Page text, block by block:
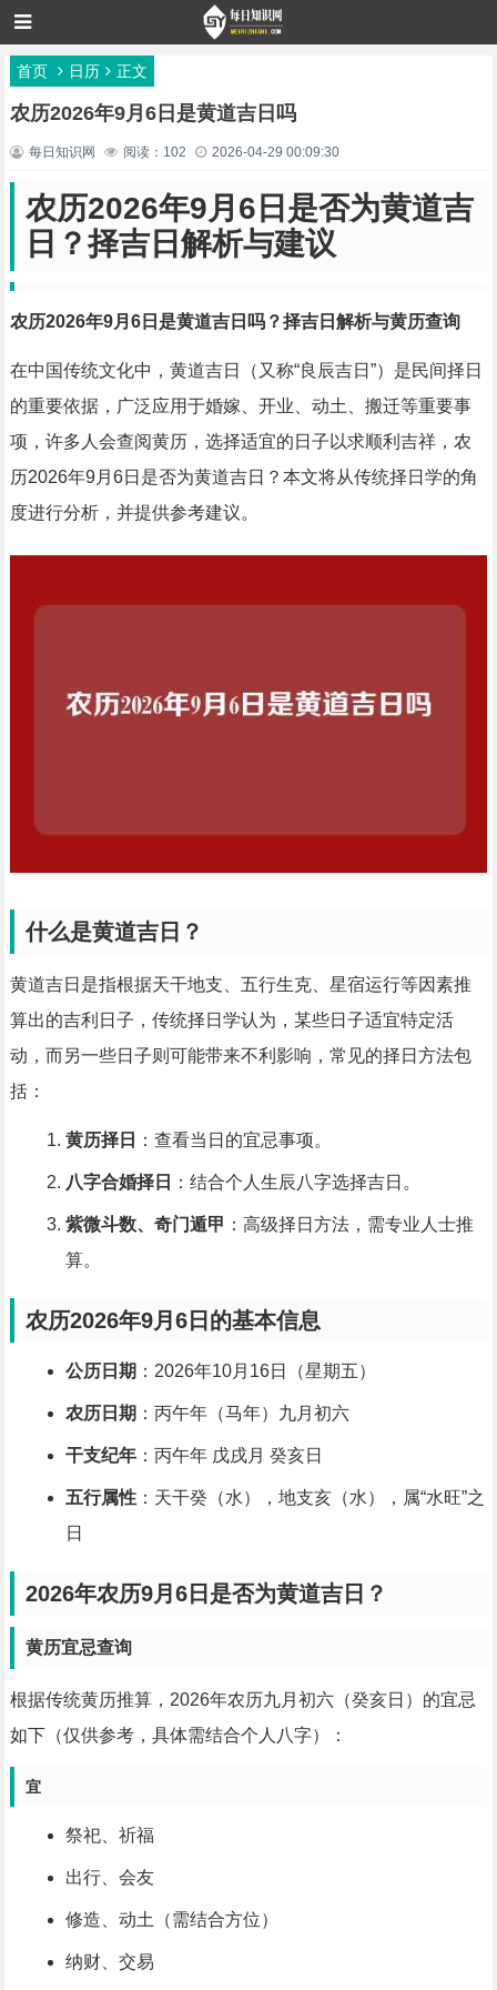
首页 日历 正文
农历2026年9月6日是黄道吉日吗
每日知识网 阅读：102 2026-04-29 00:09:30
农历2026年9月6日是否为黄道吉
日？择吉日解析与建议
农历2026年9月6日是黄道吉日吗？择吉日解析与黄历查询
在中国传统文化中，黄道吉日（又称“良辰吉日”）是民间择日
的重要依据，广泛应用于婚嫁、开业、动土、搬迁等重要事
项，许多人会查阅黄历，选择适宜的日子以求顺利吉祥，农
历2026年9月6日是否为黄道吉日？本文将从传统择日学的角
度进行分析，并提供参考建议。
什么是黄道吉日？
黄道吉日是指根据天干地支、五行生克、星宿运行等因素推
算出的吉利日子，传统择日学认为，某些日子适宜特定活
动，而另一些日子则可能带来不利影响，常见的择日方法包
括：
黄历择日 ：查看当日的宜忌事项。
八字合婚择日 ：结合个人生辰八字选择吉日。
紫微斗数、奇门遁甲 ：高级择日方法，需专业人士推
算。
农历2026年9月6日的基本信息
公历日期 ：2026年10月16日（星期五）
农历日期 ：丙午年（马年）九月初六
干支纪年：丙午年 戊戌月 癸亥日
五行属性：天干癸（水），地支亥（水），属“水旺”之
日
2026年农历9月6日是否为黄道吉日？
黄历宜忌查询
根据传统黄历推算，2026年农历九月初六（癸亥日）的宜忌
如下（仅供参考，具体需结合个人八字）：
宜
祭祀、祈福
出行、会友
修造、动土（需结合方位）
纳财、交易